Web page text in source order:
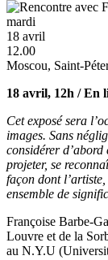
mardi
18 avril
12.00
Moscou, Saint-
18 avril, 12h / En
Cet exposé sera
images. Sans
considérer d’abord
projeter, se
façon dont
ensemble de
Françoise Barbe-
Louvre et de la
au N.Y.U